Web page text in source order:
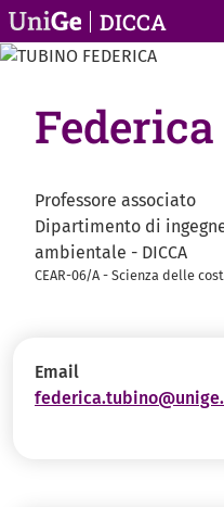
Salta al contenuto principale
DICCA
Professore associato
Dipartimento di
ambientale - DICCA
CEAR-06/A - Scienza delle
Email